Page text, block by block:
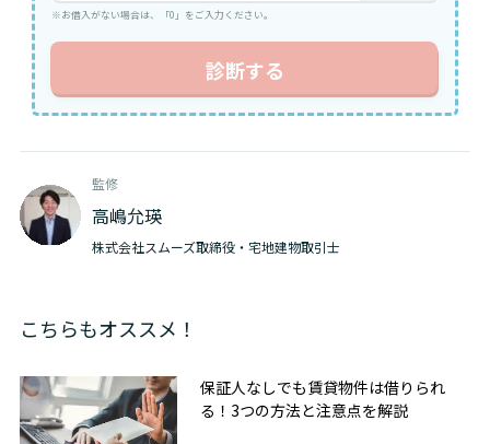
※お借入がない場合は、「0」をご入力ください。
診断する
監修
高嶋允瑛
株式会社スムーズ取締役・宅地建物取引士
こちらもオススメ！
保証人なしでも賃貸物件は借りられ
る！3つの方法と注意点を解説